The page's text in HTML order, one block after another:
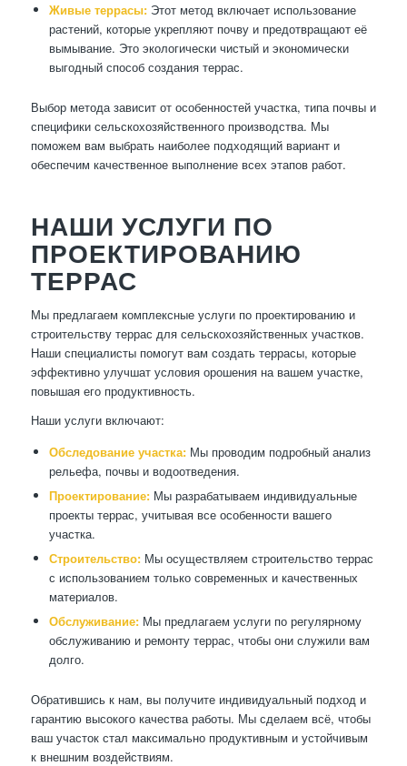
Живые террасы:Этот метод включает использование
растений, которые укрепляют почву и предотвращают её
вымывание. Это экологически чистый и экономически
выгодный способ создания террас.
Выбор метода зависит от особенностей участка, типа почвы и
специфики сельскохозяйственного производства. Мы
поможем вам выбрать наиболее подходящий вариант и
обеспечим качественное выполнение всех этапов работ.
НАШИ УСЛУГИ ПО
ПРОЕКТИРОВАНИЮ
ТЕРРАС
Мы предлагаем комплексные услуги по проектированию и
строительству террас для сельскохозяйственных участков.
Наши специалисты помогут вам создать террасы, которые
эффективно улучшат условия орошения на вашем участке,
повышая его продуктивность.
Наши услуги включают:
Обследование участка:Мы проводим подробный анализ
рельефа, почвы и водоотведения.
Проектирование:Мы разрабатываем индивидуальные
проекты террас, учитывая все особенности вашего
участка.
Строительство:Мы осуществляем строительство террас
с использованием только современных и качественных
материалов.
Обслуживание:Мы предлагаем услуги по регулярному
обслуживанию и ремонту террас, чтобы они служили вам
долго.
Обратившись к нам, вы получите индивидуальный подход и
гарантию высокого качества работы. Мы сделаем всё, чтобы
ваш участок стал максимально продуктивным и устойчивым
к внешним воздействиям.